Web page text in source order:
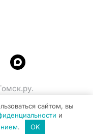
связи и массовых
сайтом, вы
и
. OK